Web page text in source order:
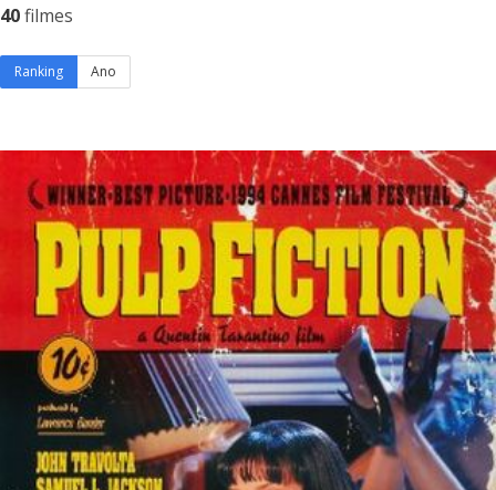
40filmes
Ranking Ano